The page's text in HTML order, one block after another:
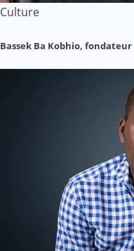
Culture
Bassek Ba Kobhio, fondateur